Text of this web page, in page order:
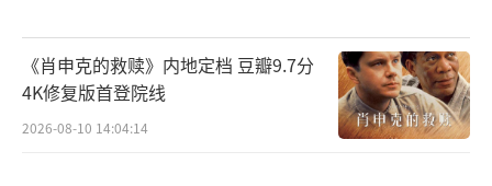
《肖申克的救赎》内地定档 豆瓣9.7分
4K修复版首登院线
2026-08-10 14:04:14